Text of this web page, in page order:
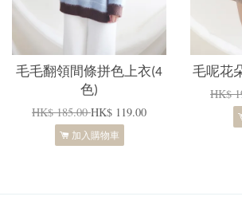
毛毛翻領間條拼色上衣(4
色)
HK$ 185.00HK$ 119.00
加入購物車
毛呢花
HK$